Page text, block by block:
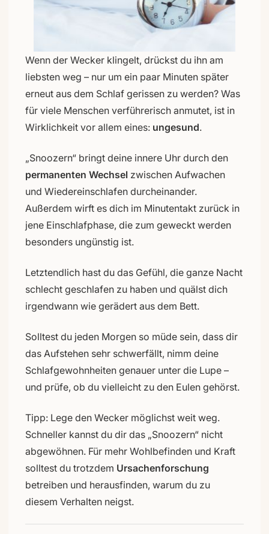
Wenn der Wecker klingelt, drückst du ihn am
liebsten weg – nur um ein paar Minuten später
erneut aus dem Schlaf gerissen zu werden? Was
für viele Menschen verführerisch anmutet, ist in
Wirklichkeit vor allem eines: ungesund.
„Snoozern“ bringt deine innere Uhr durch den
permanenten Wechsel zwischen Aufwachen
und Wiedereinschlafen durcheinander.
Außerdem wirft es dich im Minutentakt zurück in
jene Einschlafphase, die zum geweckt werden
besonders ungünstig ist.
Letztendlich hast du das Gefühl, die ganze Nacht
schlecht geschlafen zu haben und quälst dich
irgendwann wie gerädert aus dem Bett.
Solltest du jeden Morgen so müde sein, dass dir
das Aufstehen sehr schwerfällt, nimm deine
Schlafgewohnheiten genauer unter die Lupe –
und prüfe, ob du vielleicht zu den Eulen gehörst.
Tipp: Lege den Wecker möglichst weit weg.
Schneller kannst du dir das „Snoozern“ nicht
abgewöhnen. Für mehr Wohlbefinden und Kraft
solltest du trotzdem Ursachenforschung
betreiben und herausfinden, warum du zu
diesem Verhalten neigst.